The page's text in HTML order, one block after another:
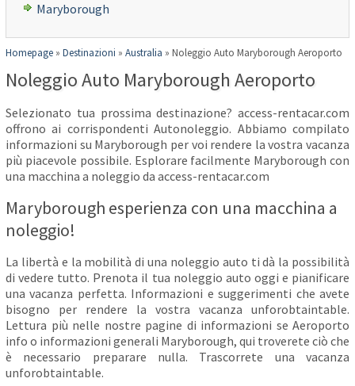
Maryborough
Homepage » Destinazioni » Australia » Noleggio Auto Maryborough Aeroporto
Noleggio Auto Maryborough Aeroporto
Selezionato tua prossima destinazione? access-rentacar.com
offrono ai corrispondenti Autonoleggio. Abbiamo compilato
informazioni su Maryborough per voi rendere la vostra vacanza
più piacevole possibile. Esplorare facilmente Maryborough con
una macchina a noleggio da access-rentacar.com
Maryborough esperienza con una macchina a
noleggio!
La libertà e la mobilità di una noleggio auto ti dà la possibilità
di vedere tutto. Prenota il tua noleggio auto oggi e pianificare
una vacanza perfetta. Informazioni e suggerimenti che avete
bisogno per rendere la vostra vacanza unforobtaintable.
Lettura più nelle nostre pagine di informazioni se Aeroporto
info o informazioni generali Maryborough, qui troverete ciò che
è necessario preparare nulla. Trascorrete una vacanza
unforobtaintable.